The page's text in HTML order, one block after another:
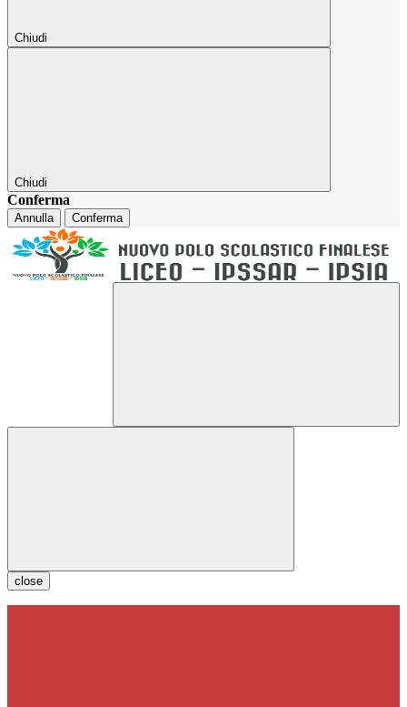
Chiudi
Chiudi
Conferma
Annulla Conferma
close